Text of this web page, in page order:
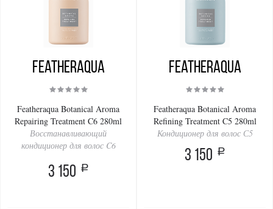
Featheraqua
Featheraqua Botanical Aroma
Repairing Treatment C6 280ml
Восстанавливающий
кондиционер для волос C6
3 150 a
Featheraqua
Featheraqua Botanical Aroma
Refining Treatment C5 280ml
Кондиционер для волос С5
3 150 a